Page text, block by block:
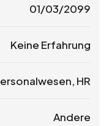
01/03/2099
Keine Erfahrung
HR
Andere